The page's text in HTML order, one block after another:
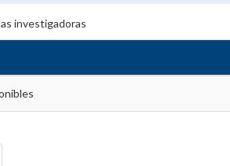
investigadoras